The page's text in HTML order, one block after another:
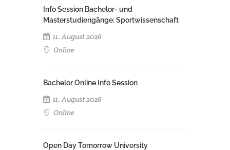
Info Session Bachelor- und
Masterstudiengänge: Sportwissenschaft
11. August 2026
Online
Bachelor Online Info Session
11. August 2026
Online
Open Day Tomorrow University